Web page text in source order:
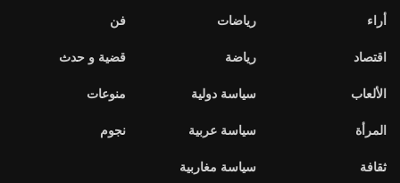
أراء
اقتصاد
الألعاب
المرأة
ثقافة
رياضات
رياضة
سياسة دولية
سياسة عربية
سياسة مغاربية
فن
قضية و حدث
منوعات
نجوم